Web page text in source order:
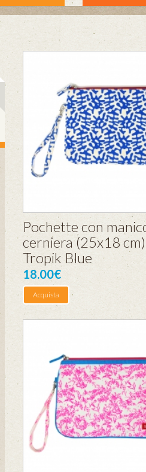
Pochette con
cerniera (25x18
Tropik Blue
18.00€
Acquista